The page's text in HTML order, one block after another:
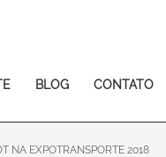
Magyar
Norsk
BLOG CONTATO
NA EXPOTRANSPORTE 2018